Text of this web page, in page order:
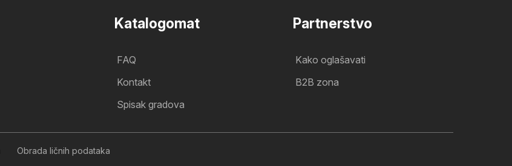
Katalogomat
FAQ
Kontakt
Spisak gradova
Partnerstvo
Kako oglašavati
B2B zona
Obrada ličnih podataka